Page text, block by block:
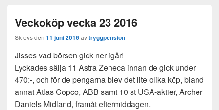
Veckoköp vecka 23 2016
Skrevs den 11 juni 2016avtryggpension
Jisses vad börsen gick ner igår!
Lyckades sälja 11 Astra Zeneca innan de gick under
470:-, och för de pengarna blev det lite olika köp, bland
annat Atlas Copco, ABB samt 10 st USA-aktier, Archer
Daniels Midland, framåt eftermiddagen.